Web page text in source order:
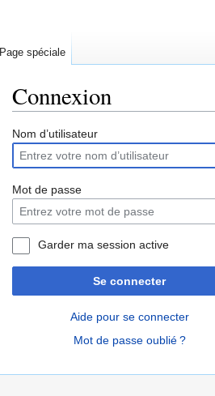
Connexion
Nom d’utilisateur
Mot de passe
Garder ma session active
Se connecter
Aide pour se connecter
Mot de passe oublié ?
Page spéciale